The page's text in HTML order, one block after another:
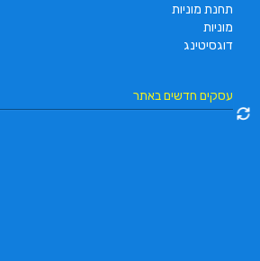
תחנת מוניות
מוניות
דוגסיטינג
עסקים חדשים באתר